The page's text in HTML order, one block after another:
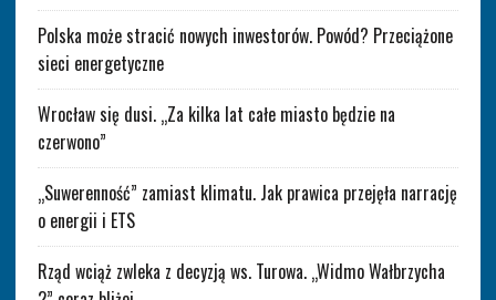
Polska może stracić nowych inwestorów. Powód? Przeciążone
sieci energetyczne
Wrocław się dusi. „Za kilka lat całe miasto będzie na
czerwono”
„Suwerenność” zamiast klimatu. Jak prawica przejęła narrację
o energii i ETS
Rząd wciąż zwleka z decyzją ws. Turowa. „Widmo Wałbrzycha